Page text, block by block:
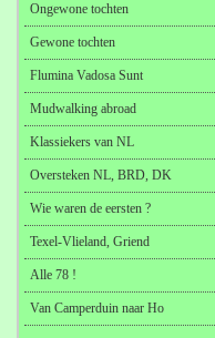
Ongewone tochten
Gewone tochten
Flumina Vadosa Sunt
Mudwalking abroad
Klassiekers van NL
Oversteken NL, BRD, DK
Wie waren de eersten ?
Texel-Vlieland, Griend
Alle 78 !
Van Camperduin naar Ho